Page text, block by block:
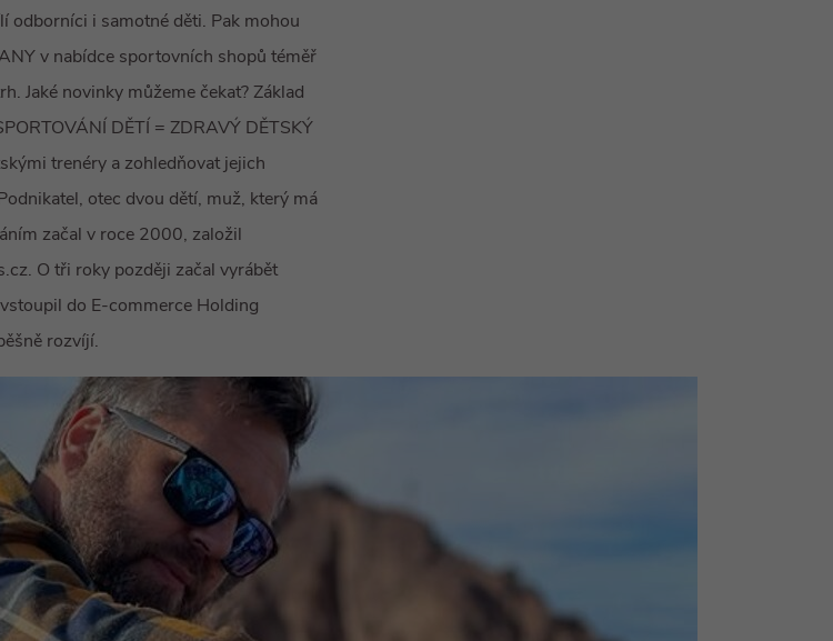
odborníci i samotné děti. Pak mohou
v nabídce sportovních shopů téměř
Jaké novinky můžeme čekat? Základ
DĚTÍ = ZDRAVÝ DĚTSKÝ
trenéry a zohledňovat jejich
otec dvou dětí, muž, který má
začal v roce 2000, založil
O tři roky později začal vyrábět
do E-commerce Holding
rozvíjí.